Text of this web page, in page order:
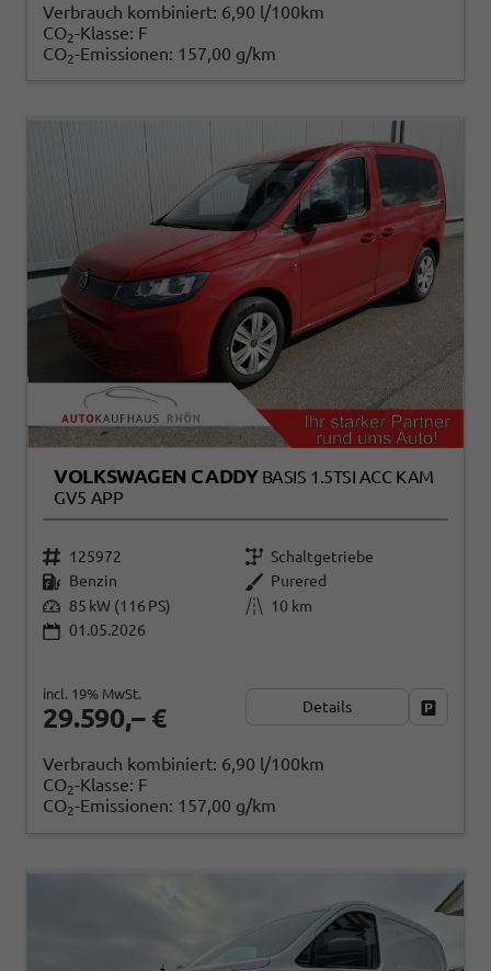
Verbrauch kombiniert: 6,90 l/100km
CO2-Klasse: F
CO2-Emissionen: 157,00 g/km
VOLKSWAGEN CADDY BASIS 1.5TSI ACC KAM
GV5 APP
125972
Schaltgetriebe
Benzin
Purered
85 kW (116 PS)
10 km
01.05.2026
29.590,– €
incl. 19% MwSt.
Details
Verbrauch kombiniert: 6,90 l/100km
CO2-Klasse: F
CO2-Emissionen: 157,00 g/km